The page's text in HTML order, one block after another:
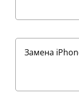
Замена